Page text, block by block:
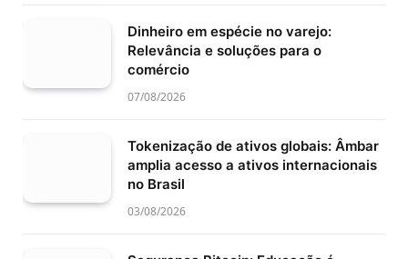
Dinheiro em espécie no varejo:
Relevância e soluções para o
comércio
07/08/2026
Tokenização de ativos globais: Âmbar
amplia acesso a ativos internacionais
no Brasil
03/08/2026